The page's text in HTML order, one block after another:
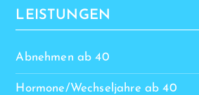
LEISTUNGEN
Abnehmen ab 40
Hormone/Wechseljahre ab 40